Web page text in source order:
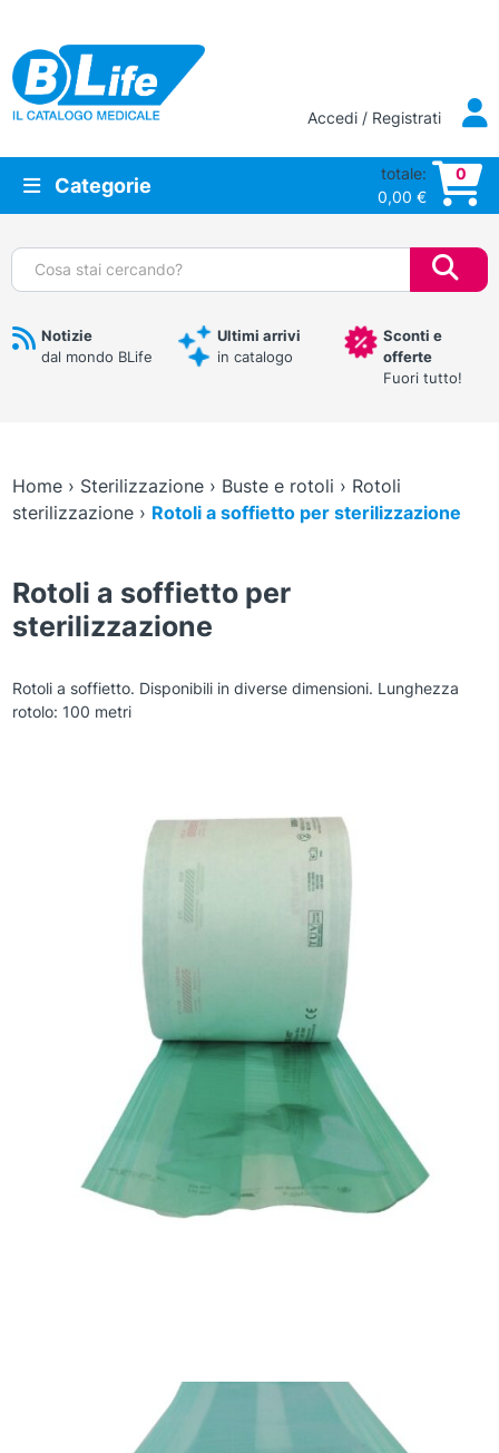
Vai al contenuto principale
Accedi / Registrati
Categorie
totale:
0,00 €
0
Cerca:
Notizie
dal mondo BLife
Ultimi arrivi
in catalogo
Sconti e
offerte
Fuori tutto!
Home› Sterilizzazione› Buste e rotoli › Rotoli
sterilizzazione› Rotoli a soffietto per sterilizzazione
Rotoli a soffietto per
sterilizzazione
Rotoli a soffietto. Disponibili in diverse dimensioni. Lunghezza
rotolo: 100 metri